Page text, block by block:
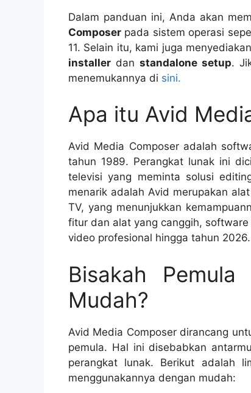
Dalam panduan ini, Anda akan
Composer pada sistem operasi
11. Selain itu, kami juga
installer dan standalone setup.
menemukannya di sini.
Apa itu Avid
Avid Media Composer adalah
tahun 1989. Perangkat lunak ini
televisi yang meminta solusi
menarik adalah Avid merupakan
TV, yang menunjukkan
fitur dan alat yang canggih,
video profesional hingga tahun 2026.
Bisakah Pemula
Mudah?
Avid Media Composer dirancang
pemula. Hal ini disebabkan
perangkat lunak. Berikut adalah
menggunakannya dengan mudah: